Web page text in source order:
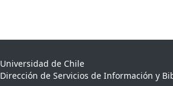
Universidad de Chile
Dirección de Servicios de Información y